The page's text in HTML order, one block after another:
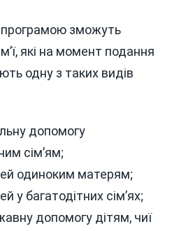
зможуть
які на момент подання
одну з таких видів
допомогу
сім’ям;
одиноким матерям;
у багатодітних сім’ях;
допомогу дітям, чиї